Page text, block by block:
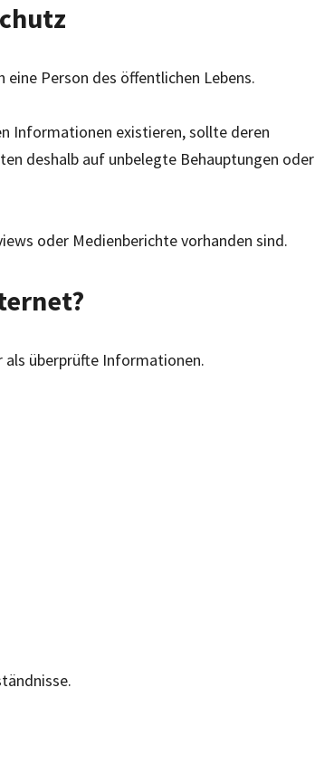
Person des öffentlichen Lebens.
Informationen existieren, sollte deren
deshalb auf unbelegte Behauptungen oder
oder Medienberichte vorhanden sind.
überprüfte Informationen.